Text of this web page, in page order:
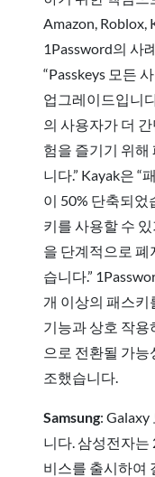
Amazon, Roblox,
1Password의 사
“Passkeys 모든
업그레이드입니
의 사용자가 더
험을 즐기기 위해
니다.” Kayak은 “
이 50% 단축되었
키를 사용할 수
을 단계적으로
습니다.”
개 이상의 패스키
기능과 상호 작용
으로 전환될 가능
조했습니다.
Samsung:
니다. 삼성전자는
비스를 출시하여